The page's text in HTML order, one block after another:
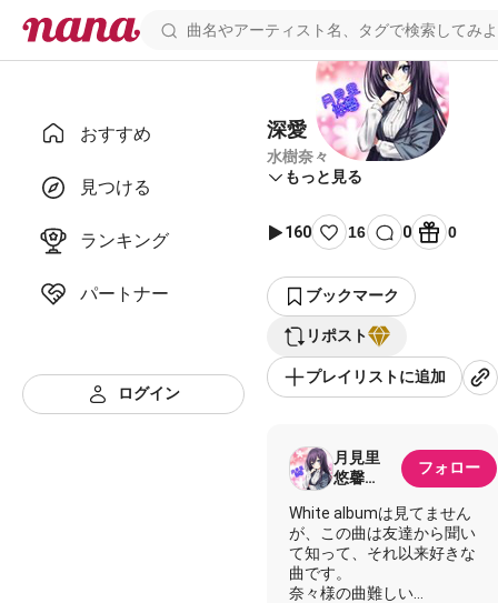
おすすめ
見つける
ランキング
パートナー
ログイン
深愛
水樹奈々
もっと見る
160 16 0 0
ブックマーク
リポスト
プレイリストに追加
月見里
悠馨
Claire事
務所
LUCIA❁
所属🦋】
フォロー
White albumは見てません
が、この曲は友達から聞い
て知って、それ以来好きな
曲です。
奈々様の曲難しい…